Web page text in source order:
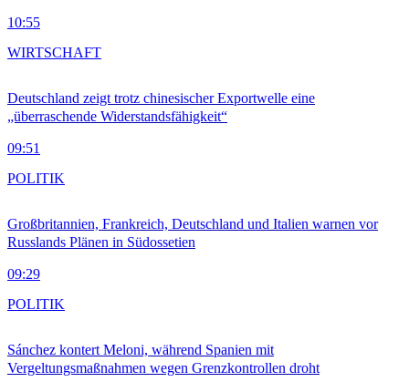
10:55
Deutschland zeigt trotz chinesischer Exportwelle eine
„überraschende Widerstandsfähigkeit“
09:51
WIRTSCHAFT
Großbritannien, Frankreich, Deutschland und Italien warnen vor
Russlands Plänen in Südossetien
09:29
POLITIK
Sánchez kontert Meloni, während Spanien mit
Vergeltungsmaßnahmen wegen Grenzkontrollen droht
POLITIK